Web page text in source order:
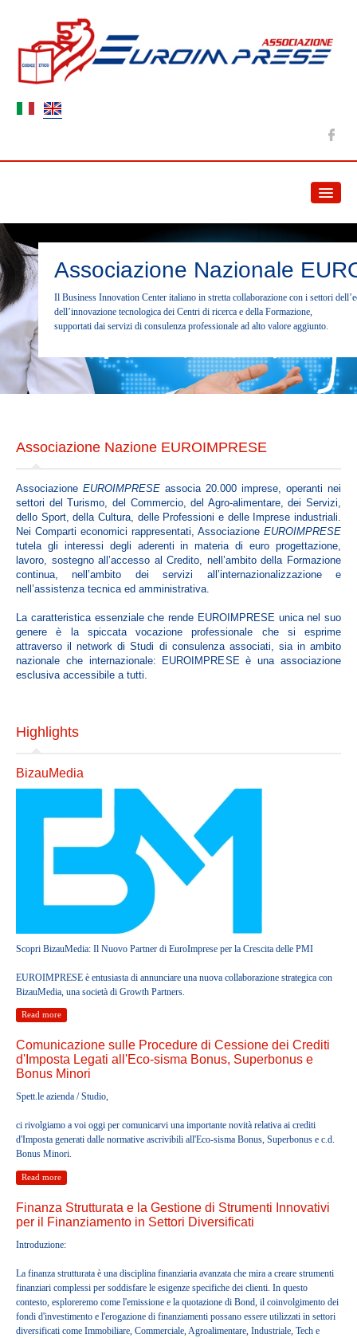
NEWS
ABOUT US
Association
Il codice etico
La carta dei valori
La struttura
Organi Sociali
Organigramma
SERVICES
Corsi Formazione E-Learning
Risk Management Services
Ente Bilaterale : E.Bi.Conf.
Servizi Societari
Servizi di Internazionalizzazione
Servizi Finanziari
Servizi di Mediazione Creditizia
Servizi di Consulenza per il Terzo Settore
Ultime notizie
HEADQUARTERS
PARTNERS
BECOME A MEMBER
CONTACTS
Associazione Nazionale
Il Business Innovation Center italiano in stretta collaborazione con i settori
dell’innovazione tecnologica dei Centri di ricerca e della Formazione,
supportati dai servizi di consulenza professionale ad alto valore aggiunto.
Associazione Nazione EUROIMPRESE
Associazione EUROIMPRESE associa 20.000 imprese, operanti nei
settori del Turismo, del Commercio, del Agro-alimentare, dei Servizi,
dello Sport, della Cultura, delle Professioni e delle Imprese industriali.
Nei Comparti economici rappresentati, Associazione EUROIMPRESE
tutela gli interessi degli aderenti in materia di euro progettazione,
lavoro, sostegno all’accesso al Credito, nell’ambito della Formazione
continua, nell’ambito dei servizi all’internazionalizzazione e
nell’assistenza tecnica ed amministrativa.
La caratteristica essenziale che rende EUROIMPRESE unica nel suo
genere è la spiccata vocazione professionale che si esprime
attraverso il network di Studi di consulenza associati, sia in ambito
nazionale che internazionale: EUROIMPRESE è una associazione
esclusiva accessibile a tutti.
Highlights
BizauMedia
Scopri BizauMedia: Il Nuovo Partner di EuroImprese per la Crescita delle PMI
EUROIMPRESE è entusiasta di annunciare una nuova collaborazione strategica con
BizauMedia, una società di Growth Partners.
Read more
Comunicazione sulle Procedure di Cessione dei Crediti
d'Imposta Legati all'Eco-sisma Bonus, Superbonus e
Bonus Minori
Spett.le azienda / Studio,
ci rivolgiamo a voi oggi per comunicarvi una importante novità relativa ai crediti
d'Imposta generati dalle normative ascrivibili all'Eco-sisma Bonus, Superbonus e c.d.
Bonus Minori.
Read more
Finanza Strutturata e la Gestione di Strumenti Innovativi
per il Finanziamento in Settori Diversificati
Introduzione:
La finanza strutturata è una disciplina finanziaria avanzata che mira a creare strumenti
finanziari complessi per soddisfare le esigenze specifiche dei clienti. In questo
contesto, esploreremo come l'emissione e la quotazione di Bond, il coinvolgimento dei
fondi d'investimento e l'erogazione di finanziamenti possano essere utilizzati in settori
diversificati come Immobiliare, Commerciale, Agroalimentare, Industriale, Tech e